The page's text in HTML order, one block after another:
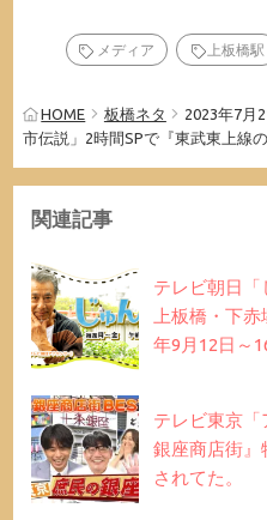
メディア 上板橋駅
HOME 板橋ネタ
2023年7月
市伝説」2時間SPで『東武東上線
関連記事
テレビ朝日「
上板橋・下
年9月12日～
テレビ東京
銀座商店街』
されてた。